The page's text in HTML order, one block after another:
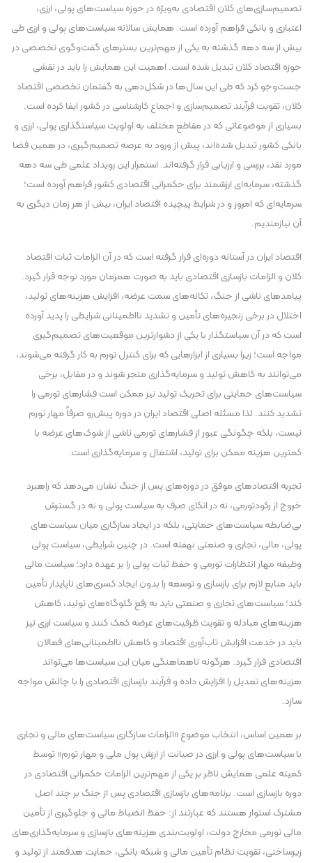
تصمیم‌سازی‌های کلان اقتصادی به‌ویژه در حوزه سیاست‌های پولی، ارزی،
اعتباری و بانکی فراهم آورده است. همایش سالانه سیاست‌های پولی و ارزی طی
بیش از سه دهه گذشته به یکی از مهم‌ترین بسترهای گفت‌وگوی تخصصی در
حوزه اقتصاد کلان تبدیل شده است. اهمیت این همایش را باید در نقشی
جست‌وجو کرد که طی این سال‌ها در شکل‌دهی به گفتمان تخصصی اقتصاد
کلان، تقویت فرآیند تصمیم‌سازی و اجماع کارشناسی در کشور ایفا کرده است.
بسیاری از موضوعاتی که در مقاطع مختلف به اولویت سیاستگذاری پولی، ارزی و
بانکی کشور تبدیل شده‌اند، پیش از ورود به عرصه تصمیم‌گیری، در همین فضا
مورد نقد، بررسی و ارزیابی قرار گرفته‌اند. استمرار این رویداد علمی طی سه دهه
گذشته، سرمایه‌ای ارزشمند برای حکمرانی اقتصادی کشور فراهم آورده است؛
سرمایه‌ای که امروز و در شرایط پیچیده اقتصاد ایران، بیش از هر زمان دیگری به
آن نیازمندیم.
اقتصاد ایران در آستانه دوره‌ای قرار گرفته است که در آن الزامات ثبات اقتصاد
کلان و الزامات بازسازی اقتصادی باید به صورت همزمان مورد توجه قرار گیرد.
پیامدهای ناشی از جنگ، تکانه‌های سمت عرضه، افزایش هزینه‌های تولید،
اختلال در برخی زنجیره‌های تأمین و تشدید نااطمینانی شرایطی را پدید آورده
است که در آن سیاستگذار با یکی از دشوارترین موقعیت‌های تصمیم‌گیری
مواجه است؛ زیرا بسیاری از ابزارهایی که برای کنترل تورم به کار گرفته می‌شوند،
می‌توانند به کاهش تولید و سرمایه‌گذاری منجر شوند و در مقابل، برخی
سیاست‌های حمایتی برای تحریک تولید نیز ممکن است فشارهای تورمی را
تشدید کنند. لذا مسئله اصلی اقتصاد ایران در دوره پیش‌رو صرفاً مهار تورم
نیست، بلکه چگونگی عبور از فشارهای تورمی ناشی از شوک‌های عرضه با
کمترین هزینه ممکن برای تولید، اشتغال و سرمایه‌گذاری است.
تجربه اقتصادهای موفق در دوره‌های پس از جنگ نشان می‌دهد که راهبرد
خروج از رکودتورمی، نه در اتکای صرف به سیاست پولی و نه در گسترش
بی‌ضابطه سیاست‌های حمایتی، بلکه در ایجاد سازگاری میان سیاست‌های
پولی، مالی، تجاری و صنعتی نهفته است. در چنین شرایطی، سیاست پولی
وظیفه مهار انتظارات تورمی و حفظ ثبات پولی را بر عهده دارد؛ سیاست مالی
باید منابع لازم برای بازسازی و توسعه را بدون ایجاد کسری‌های ناپایدار تأمین
کند؛ سیاست‌های تجاری و صنعتی باید به رفع گلوگاه‌های تولید، کاهش
هزینه‌های مبادله و تقویت ظرفیت‌های عرضه کمک کنند و سیاست ارزی نیز
باید در خدمت افزایش تاب‌آوری اقتصاد و کاهش نااطمینانی‌های فعالان
اقتصادی قرار گیرد. هرگونه ناهماهنگی میان این سیاست‌ها می‌تواند
هزینه‌های تعدیل را افزایش داده و فرآیند بازسازی اقتصادی را با چالش مواجه
سازد.
بر همین اساس، انتخاب موضوع «الزامات سازگاری سیاست‌های مالی و تجاری
با سیاست‌های پولی و ارزی در صیانت از ارزش پول ملی و مهار تورم» توسط
کمیته علمی همایش ناظر بر یکی از مهم‌ترین الزامات حکمرانی اقتصادی در
دوره بازسازی است. برنامه‌های بازسازی اقتصادی پس از جنگ بر چند اصل
مشترک استوار هستند که عبارتند از: حفظ انضباط مالی و جلوگیری از تأمین
مالی تورمی مخارج دولت، اولویت‌بندی هزینه‌های بازسازی و سرمایه‌گذاری‌های
زیرساختی، تقویت نظام تأمین مالی و شبکه بانکی، حمایت هدفمند از تولید و